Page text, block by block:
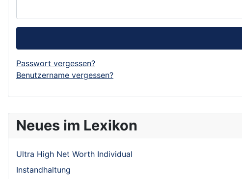
Neues im Lexikon
Ultra High Net Worth Individual
Instandhaltung
Passwort vergessen?
Benutzername vergessen?